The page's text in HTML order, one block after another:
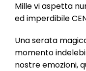
Mille vi aspetta
ed imperdibile
Una serata
momento
nostre emozioni,